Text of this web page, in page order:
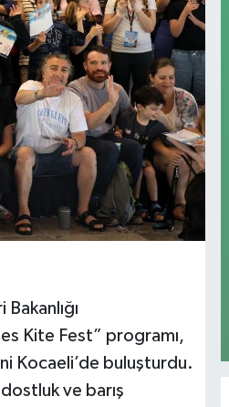
Kite Fest” programı,
Kocaeli’de buluşturdu.
ve barış